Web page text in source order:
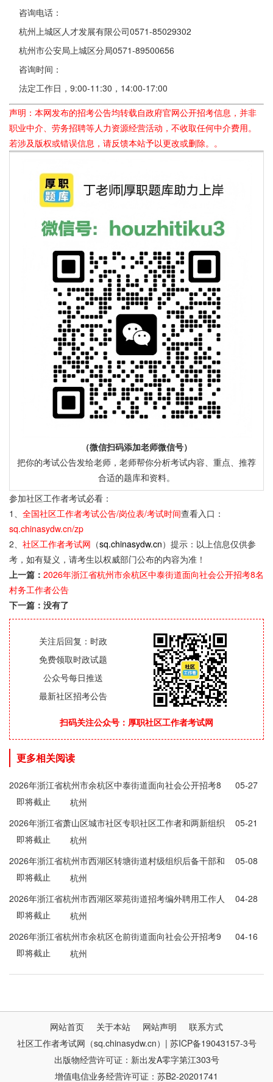
咨询电话：
杭州上城区人才发展有限公司0571-85029302
杭州市公安局上城区分局0571-89500656
咨询时间：
法定工作日，9:00-11:30，14:00-17:00
声明：本网发布的招考公告均转载自政府官网公开招考信息，并非
职业中介、劳务招聘等人力资源经营活动，不收取任何中介费用。
若涉及版权或错误信息，请反馈本站予以更改或删除。。
（微信扫码添加老师微信号）
把你的考试公告发给老师，老师帮你分析考试内容、重点、推荐
合适的题库和资料。
参加社区工作者考试必看：
1、 全国社区工作者考试公告/岗位表/考试时间查看入口：
sq.chinasydw.cn/zp
2、 社区工作者考试网 （sq.chinasydw.cn）提示：以上信息仅供参
考，如有疑义，请考生以权威部门公布的内容为准！
上一篇： 2026年浙江省杭州市余杭区中泰街道面向社会公开招考8名
村务工作者公告
下一篇：没有了
关注后回复：时政
免费领取时政试题
公众号每日推送
最新社区招考公告
扫码关注公众号：厚职社区工作者考试网
更多相关阅读
2026年浙江省杭州市余杭区中泰街道面向社会公开招考8
名村务工作者公告
05-27
即将截止
杭州
2026年浙江省萧山区城市社区专职社区工作者和两新组织
专职党务工作者公开招考94人公告
05-21
即将截止
杭州
2026年浙江省杭州市西湖区转塘街道村级组织后备干部和
出纳人员招考12人公告
05-08
即将截止
杭州
2026年浙江省杭州市西湖区翠苑街道招考编外聘用工作人
员8人公告
04-28
即将截止
杭州
2026年浙江省杭州市余杭区仓前街道面向社会公开招考9
名村务工作者公告
04-16
即将截止
杭州
网站首页 关于本站 网站声明
联系方式
社区工作者考试网（sq.chinasydw.cn）| 苏ICP备19043157-3号
出版物经营许可证：新出发A零字第江303号
增值电信业务经营许可证：苏B2-20201741